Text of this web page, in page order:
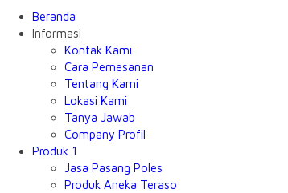
Beranda
Informasi
Kontak Kami
Cara Pemesanan
Tentang Kami
Lokasi Kami
Tanya Jawab
Company Profil
Produk 1
Jasa Pasang Poles
Produk Aneka Teraso